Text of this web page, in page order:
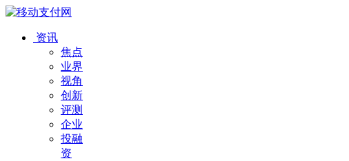
资讯
焦点
业界
视角
创新
评测
企业
投融
资